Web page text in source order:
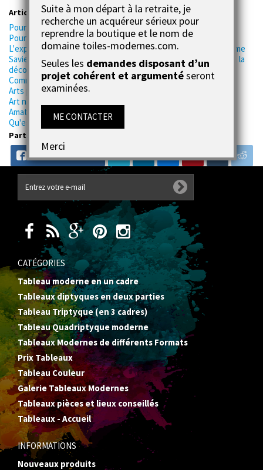
Articles aussi à voir :
Pourquoi ANDY Warhol était-il autant critiqué ?
Pourquoi le pop art reflète-t-il la société moderne ?
L'expressinnisme, quelle est la différence avec l'impressionnisme
Saviez-vous que les peintre impressionnistes s'intéressaient à la
déco ?
Comment reconnaître l'art impressionniste ?
Arts plastiques et arts appliqués, quelle est la différence ?
Art nouveau et Art déco, quelle est la différence ?
Amateurs d'art, petit glossaire toiles-modernes.com
Qu'est-ce le caravagisme ?
Partager ce contenu
FACEBOOK
CATÉGORIES
Tableau moderne en un cadre
Tableaux diptyques en deux parties
Tableau Triptyque (en 3 cadres)
Tableau Quadriptyque moderne
Tableaux Modernes de différents Formats
Prix Tableaux
Tableau Couleur
Galerie Tableaux Modernes
Tableaux pièces et lieux conseillés
Tableaux - Accueil
INFORMATIONS
Nouveaux produits
Suite à mon départ à la retraite, je
recherche un acquéreur sérieux pour
reprendre la boutique et le nom de
domaine toiles-modernes.com.
Seules les demandes disposant d’un
projet cohérent et argumentéseront
examinées.
ME CONTACTER
Merci